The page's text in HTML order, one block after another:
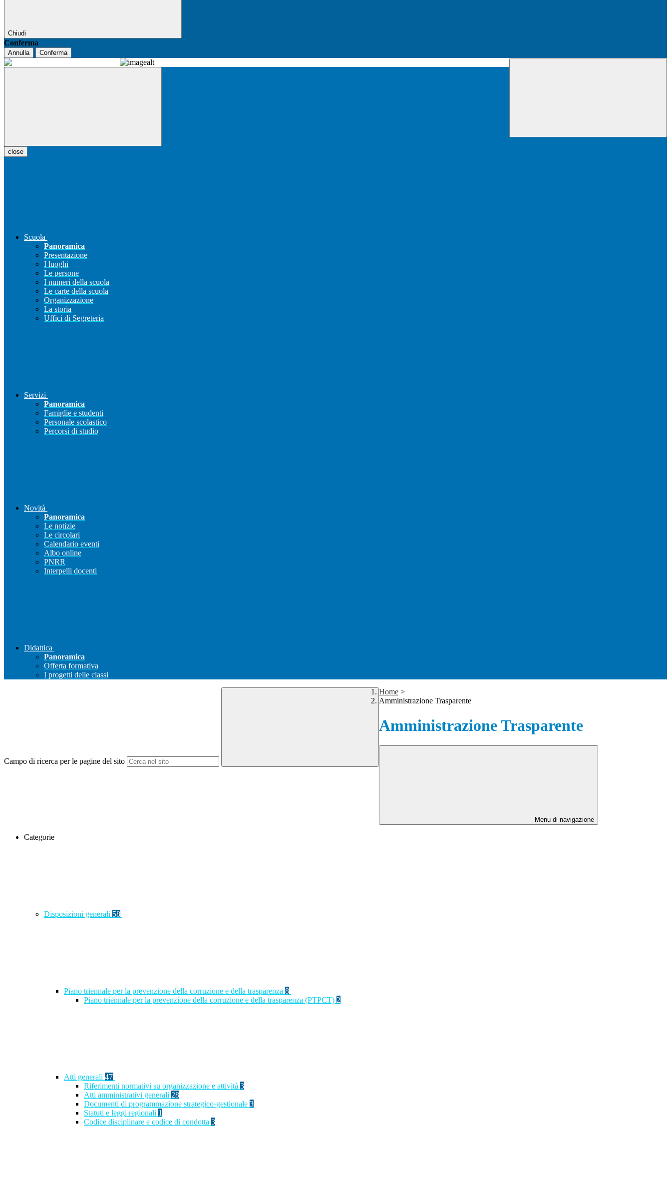
Chiudi
Conferma
Annulla Conferma
close
Scuola
Panoramica
Presentazione
I luoghi
Le persone
I numeri della scuola
Le carte della scuola
Organizzazione
La storia
Uffici di Segreteria
Servizi
Panoramica
Famiglie e studenti
Personale scolastico
Percorsi di studio
Novità
Panoramica
Le notizie
Le circolari
Calendario eventi
Albo online
PNRR
Interpelli docenti
Didattica
Panoramica
Offerta formativa
I progetti delle classi
Campo di ricerca per le pagine del sito
Home >
Amministrazione Trasparente
Amministrazione Trasparente
Menu di navigazione
Categorie
Disposizioni generali 58
Piano triennale per la prevenzione della corruzione e della trasparenza 8
Piano triennale per la prevenzione della corruzione e della trasparenza (PTPCT) 2
Atti generali 47
Riferimenti normativi su organizzazione e attività 3
Atti amministrativi generali 28
Documenti di programmazione strategico-gestionale 3
Statuti e leggi regionali 1
Codice disciplinare e codice di condotta 3